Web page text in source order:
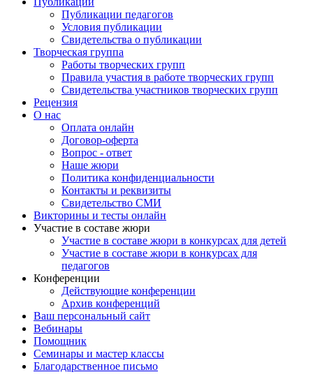
Публикации
Публикации педагогов
Условия публикации
Свидетельства о публикации
Творческая группа
Работы творческих групп
Правила участия в работе творческих групп
Свидетельства участников творческих групп
Рецензия
О нас
Оплата онлайн
Договор-оферта
Вопрос - ответ
Наше жюри
Политика конфиденциальности
Контакты и реквизиты
Свидетельство СМИ
Викторины и тесты онлайн
Участие в составе жюри
Участие в составе жюри в конкурсах для детей
Участие в составе жюри в конкурсах для
педагогов
Конференции
Действующие конференции
Архив конференций
Ваш персональный сайт
Вебинары
Помощник
Семинары и мастер классы
Благодарственное письмо